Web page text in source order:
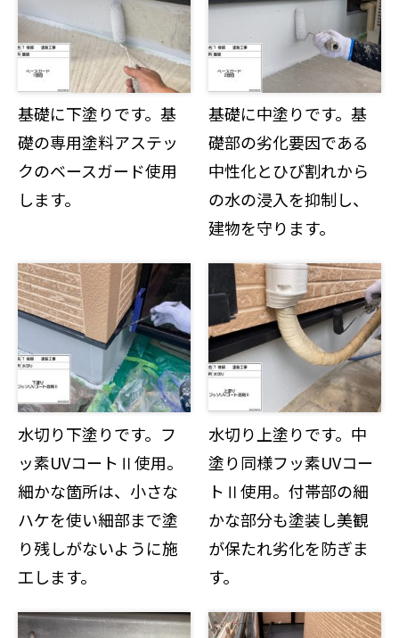
基礎に下塗りです。基
礎の専用塗料アステッ
クのベースガード使用
します。
基礎に中塗りです。基
礎部の劣化要因である
中性化とひび割れから
の水の浸入を抑制し、
建物を守ります。
水切り下塗りです。フ
ッ素UVコートⅡ使用。
細かな箇所は、小さな
ハケを使い細部まで塗
り残しがないように施
工します。
水切り上塗りです。中
塗り同様フッ素UVコー
トⅡ使用。付帯部の細
かな部分も塗装し美観
が保たれ劣化を防ぎま
す。